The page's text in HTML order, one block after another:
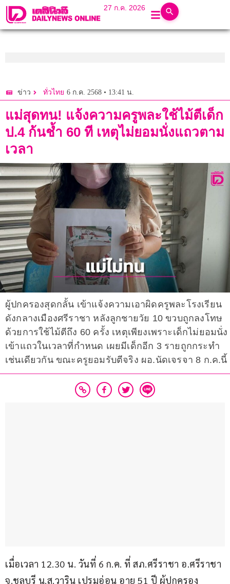
27 ก.ค. 2026
ข่าว ทั่วไทย 6 ก.ค. 2568 • 13:41 น.
แม่สุดทน! แจ้งความครูพละใช้ไม้ตีเด็ก
ป.4 ก้นช้ำ 60 ที เหตุไม่ยอมนั่งแถวตาม
เวลา
ผู้ปกครองสุดกลั้น เข้าแจ้งความเอาผิดครูพละโรงเรียน
ดังกลางเมืองศรีราชา หลังลูกชายวัย 10 ขวบถูกลงโทษ
ด้วยการใช้ไม้ตีถึง 60 ครั้ง เหตุเพียงเพราะเด็กไม่ยอมนั่ง
เข้าแถวในเวลาที่กำหนด เผยมีเด็กอีก 3 รายถูกกระทำ
เช่นเดียวกัน ขณะครูยอมรับตีจริง ผอ.นัดเจรจา 8 ก.ค.นี้
เมื่อเวลา 12.30 น. วันที่ 6 ก.ค. ที่ สภ.ศรีราชา อ.ศรีราชา
จ.ชลบุรี น.ส.วาริน เปรมอ่อน อายุ 51 ปี ผู้ปกครอง